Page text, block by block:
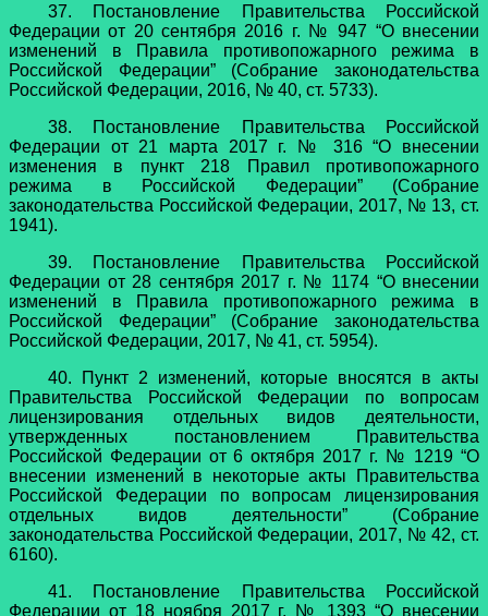
37. Постановление Правительства Российской
Федерации от 20 сентября 2016 г. № 947 “О внесении
изменений в Правила противопожарного режима в
Российской Федерации” (Собрание законодательства
Российской Федерации, 2016, № 40, ст. 5733).
38. Постановление Правительства Российской
Федерации от 21 марта 2017 г. № 316 “О внесении
изменения в пункт 218 Правил противопожарного
режима в Российской Федерации” (Собрание
законодательства Российской Федерации, 2017, № 13, ст.
1941).
39. Постановление Правительства Российской
Федерации от 28 сентября 2017 г. № 1174 “О внесении
изменений в Правила противопожарного режима в
Российской Федерации” (Собрание законодательства
Российской Федерации, 2017, № 41, ст. 5954).
40. Пункт 2 изменений, которые вносятся в акты
Правительства Российской Федерации по вопросам
лицензирования отдельных видов деятельности,
утвержденных постановлением Правительства
Российской Федерации от 6 октября 2017 г. № 1219 “О
внесении изменений в некоторые акты Правительства
Российской Федерации по вопросам лицензирования
отдельных видов деятельности” (Собрание
законодательства Российской Федерации, 2017, № 42, ст.
6160).
41. Постановление Правительства Российской
Федерации от 18 ноября 2017 г. № 1393 “О внесении